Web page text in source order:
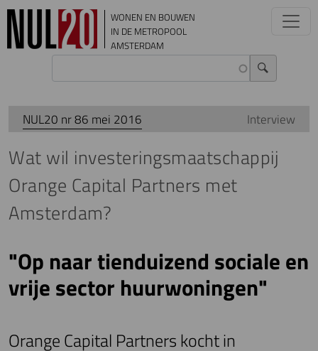
Overslaan en naar de inhoud gaan
WONEN EN BOUWEN
IN DE METROPOOL
AMSTERDAM
NUL20 nr 86 mei 2016 Interview
Wat wil investeringsmaatschappij
Orange Capital Partners met
Amsterdam?
"Op naar tienduizend sociale en
vrije sector huurwoningen"
Orange Capital Partners kocht in